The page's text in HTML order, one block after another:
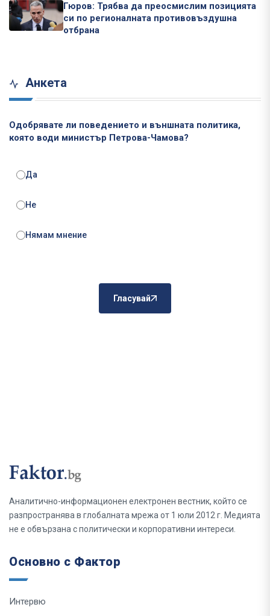
Гюров: Трябва да преосмислим позицията
си по регионалната противовъздушна
отбрана
Анкета
Одобрявате ли поведението и външната политика,
която води министър Петрова-Чамова?
Да
Не
Нямам мнение
Гласувай
Аналитично-информационен електронен вестник, който се
разпространява в глобалната мрежа от 1 юли 2012 г. Медията
не е обвързана с политически и корпоративни интереси.
Основно с Фактор
Интервю